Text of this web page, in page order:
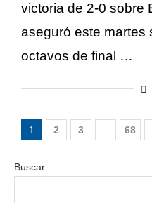
victoria de 2-0 sobre
aseguró este martes
octavos de final …
1 2 3 68
Buscar